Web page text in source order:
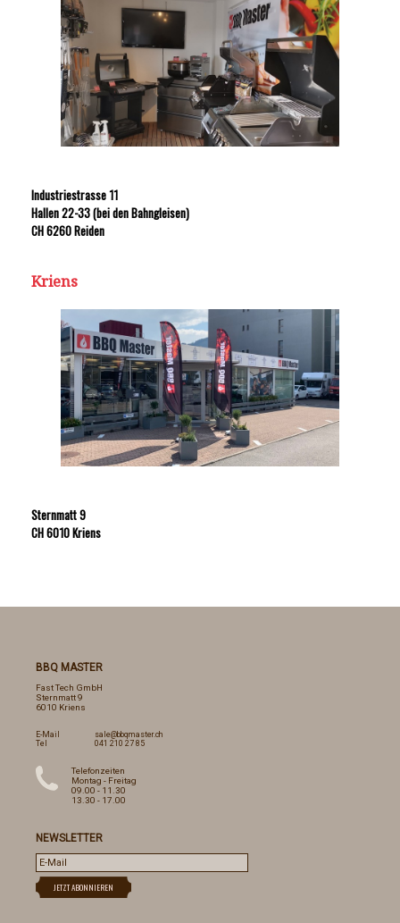
Industriestrasse 11
Hallen 22-33 (bei den Bahngleisen)
CH 6260 Reiden
Kriens
Sternmatt 9
CH 6010 Kriens
BBQ MASTER
Fast Tech GmbH
Sternmatt 9
6010 Kriens
E-Mail
sale@bbqmaster.ch
Tel
041 210 27 85
Telefonzeiten
Montag - Freitag
09.00 - 11.30
13.30 - 17.00
NEWSLETTER